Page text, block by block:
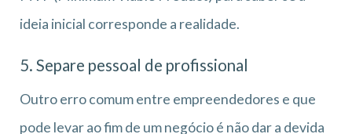
ideia inicial corresponde a realidade.
5. Separe pessoal de profissional
Outro erro comum entre empreendedores e que
pode levar ao fim de um negócio é não dar a devida